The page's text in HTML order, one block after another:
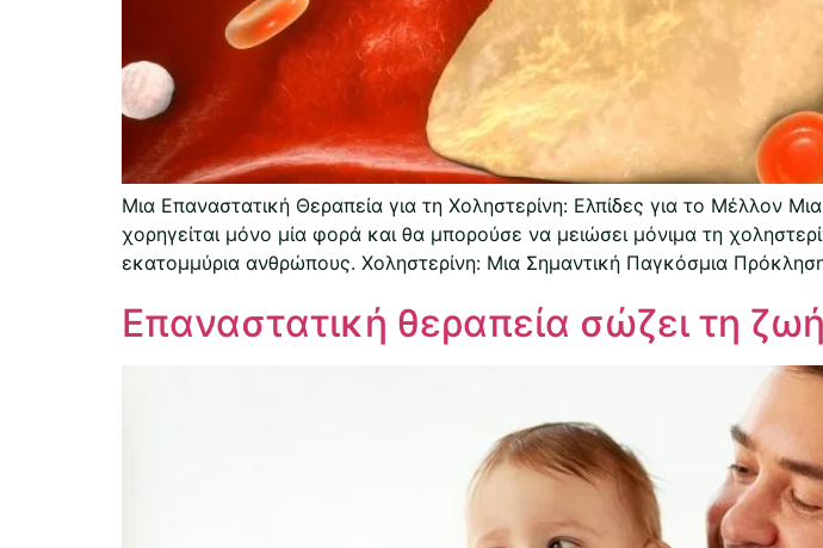
Μια Επαναστατική Θεραπεία για τη Χοληστερίνη: Ελπίδες για το Μέλλον
χορηγείται μόνο μία φορά και θα μπορούσε να μειώσει μόνιμα τη
εκατομμύρια ανθρώπους. Χοληστερίνη: Μια Σημαντική Παγκόσμια
Επαναστατική θεραπεία σώζει τη